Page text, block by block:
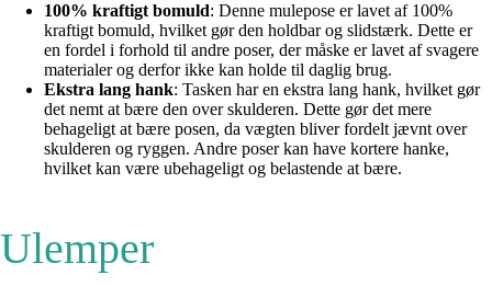
100% kraftigt bomuld: Denne mulepose er lavet af 100%
kraftigt bomuld, hvilket gør den holdbar og slidstærk. Dette er
en fordel i forhold til andre poser, der måske er lavet af svagere
materialer og derfor ikke kan holde til daglig brug.
Ekstra lang hank: Tasken har en ekstra lang hank, hvilket gør
det nemt at bære den over skulderen. Dette gør det mere
behageligt at bære posen, da vægten bliver fordelt jævnt over
skulderen og ryggen. Andre poser kan have kortere hanke,
hvilket kan være ubehageligt og belastende at bære.
Ulemper